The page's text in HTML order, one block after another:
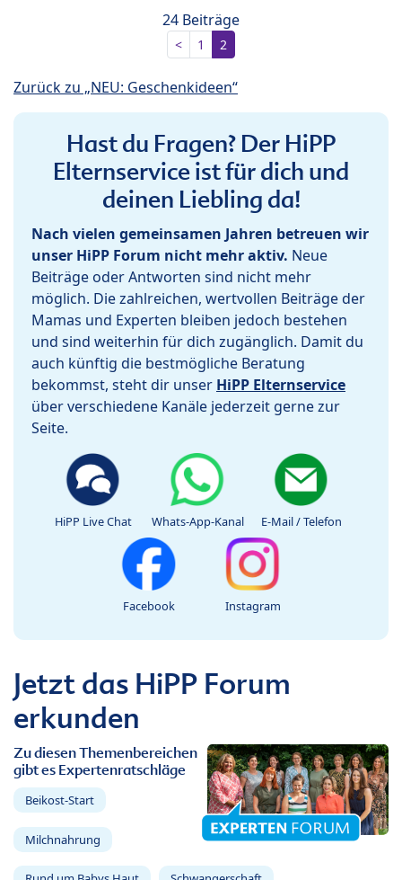
24 Beiträge
< 1 2
Zurück zu „NEU: Geschenkideen“
Hast du Fragen? Der HiPP
Elternservice ist für dich und
deinen Liebling da!
Nach vielen gemeinsamen Jahren betreuen wir
unser HiPP Forum nicht mehr aktiv. Neue
Beiträge oder Antworten sind nicht mehr
möglich. Die zahlreichen, wertvollen Beiträge der
Mamas und Experten bleiben jedoch bestehen
und sind weiterhin für dich zugänglich. Damit du
auch künftig die bestmögliche Beratung
bekommst, steht dir unser HiPP Elternservice
über verschiedene Kanäle jederzeit gerne zur
Seite.
HiPP Live Chat Whats-App-Kanal E-Mail / Telefon
Facebook Instagram
Jetzt das HiPP Forum
erkunden
Zu diesen Themenbereichen
gibt es Expertenratschläge
Beikost-Start
Milchnahrung